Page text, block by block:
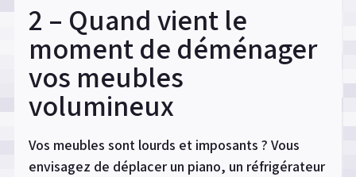
2 – Quand vient le
moment de déménager
vos meubles
volumineux
Vos meubles sont lourds et imposants ? Vous
envisagez de déplacer un piano, un réfrigérateur